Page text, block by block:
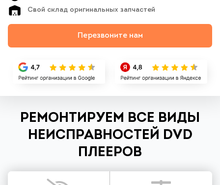
Свой склад оригинальных запчастей
Перезвоните нам
РЕМОНТИРУЕМ ВСЕ ВИДЫ
НЕИСПРАВНОСТЕЙ DVD
ПЛЕЕРОВ